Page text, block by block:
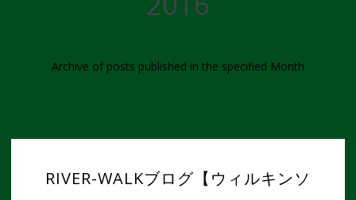
Archive of posts published in the specified Month
RIVER-WALKブログ【ウィルキンソ